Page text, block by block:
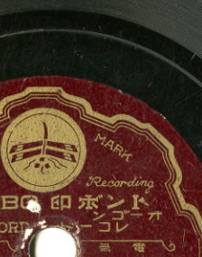
青い目の人形
アオイメノニンギョウ
青い目の人形